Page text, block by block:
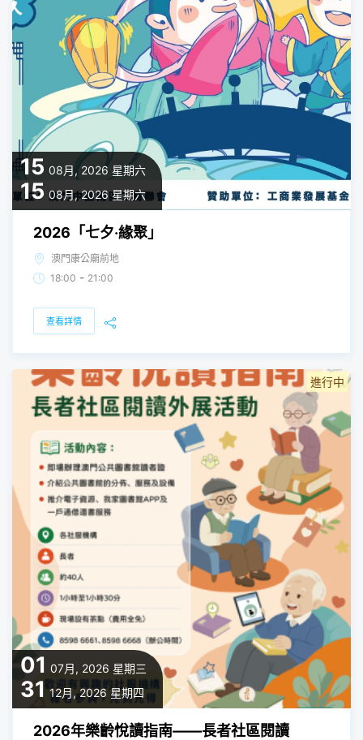
15 08月, 2026 星期六
15 08月, 2026 星期六
2026「七夕‧緣聚」
澳門康公廟前地
18:00 - 21:00
查看詳情
01 07月, 2026 星期三
31 12月, 2026 星期四
進行中
2026年樂齡悅讀指南——長者社區閱讀